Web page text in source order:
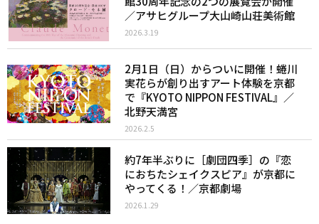
／アサヒグループ大山崎山荘美術館
2026.3.19
2月1日（日）からついに開催！蜷川
実花らが創り出すアート体験を京都
で『KYOTO NIPPON FESTIVAL』／
北野天満宮
2026.2.5
約7年半ぶりに［劇団四季］の『恋
におちたシェイクスピア』が京都に
やってくる！／京都劇場
2026.1.29